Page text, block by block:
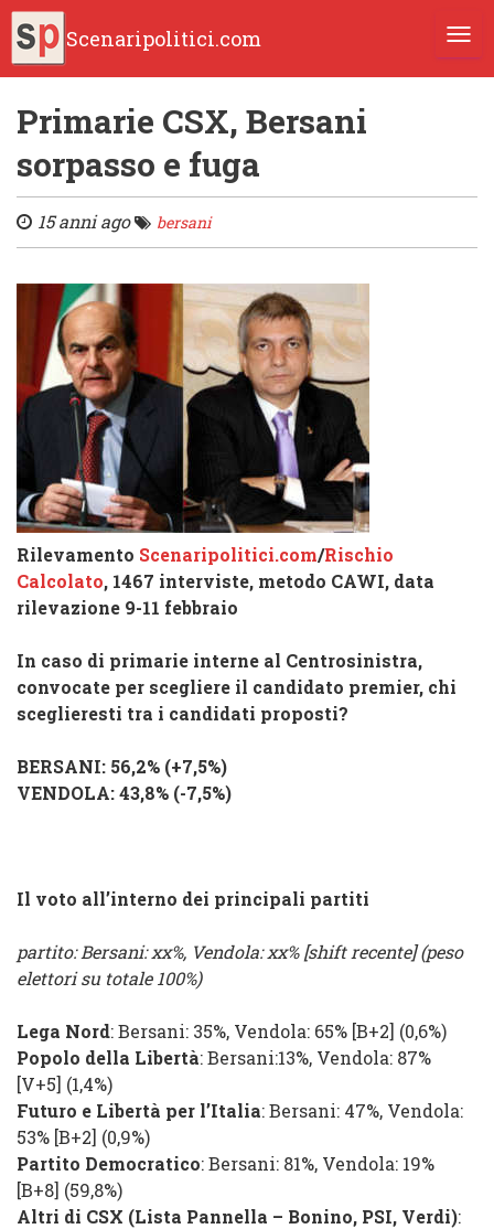
Scenaripolitici.com
Primarie CSX, Bersani
sorpasso e fuga
15 anni ago bersani
Rilevamento Scenaripolitici.com/Rischio
Calcolato, 1467 interviste, metodo CAWI, data
rilevazione 9-11 febbraio
In caso di primarie interne al Centrosinistra,
convocate per scegliere il candidato premier, chi
sceglieresti tra i candidati proposti?
BERSANI: 56,2% (+7,5%)
VENDOLA: 43,8% (-7,5%)
Il voto all’interno dei principali partiti
partito: Bersani: xx%, Vendola: xx% [shift recente] (peso
elettori su totale 100%)
Lega Nord:Bersani: 35%, Vendola: 65% [B+2] (0,6%)
Popolo della Libertà:Bersani:13%, Vendola: 87%
[V+5] (1,4%)
Futuro e Libertà per l’Italia:Bersani: 47%, Vendola:
53% [B+2] (0,9%)
Partito Democratico:Bersani: 81%, Vendola: 19%
[B+8] (59,8%)
Altri di CSX (Lista Pannella – Bonino, PSI, Verdi):